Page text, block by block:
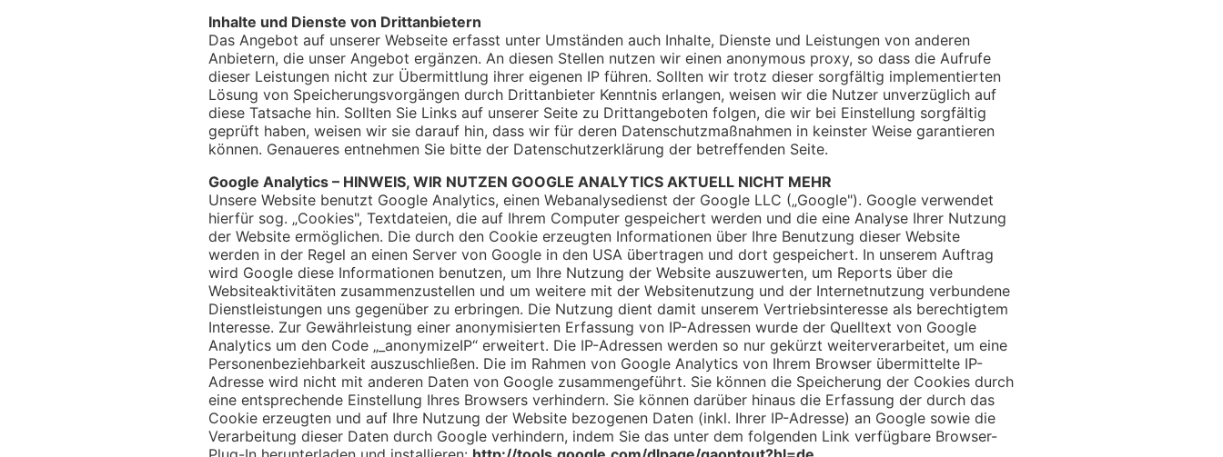
Inhalte und Dienste von Drittanbietern
Das Angebot auf unserer Webseite erfasst unter Umständen auch Inhalte, Dienste und Leistungen von anderen
Anbietern, die unser Angebot ergänzen. An diesen Stellen nutzen wir einen anonymous proxy, so dass die Aufrufe
dieser Leistungen nicht zur Übermittlung ihrer eigenen IP führen. Sollten wir trotz dieser sorgfältig implementierten
Lösung von Speicherungsvorgängen durch Drittanbieter Kenntnis erlangen, weisen wir die Nutzer unverzüglich auf
diese Tatsache hin. Sollten Sie Links auf unserer Seite zu Drittangeboten folgen, die wir bei Einstellung sorgfältig
geprüft haben, weisen wir sie darauf hin, dass wir für deren Datenschutzmaßnahmen in keinster Weise garantieren
können. Genaueres entnehmen Sie bitte der Datenschutzerklärung der betreffenden Seite.
Google Analytics – HINWEIS, WIR NUTZEN GOOGLE ANALYTICS AKTUELL NICHT MEHR
Unsere Website benutzt Google Analytics, einen Webanalysedienst der Google LLC („Google"). Google verwendet
hierfür sog. „Cookies", Textdateien, die auf Ihrem Computer gespeichert werden und die eine Analyse Ihrer Nutzung
der Website ermöglichen. Die durch den Cookie erzeugten Informationen über Ihre Benutzung dieser Website
werden in der Regel an einen Server von Google in den USA übertragen und dort gespeichert. In unserem Auftrag
wird Google diese Informationen benutzen, um Ihre Nutzung der Website auszuwerten, um Reports über die
Websiteaktivitäten zusammenzustellen und um weitere mit der Websitenutzung und der Internetnutzung verbundene
Dienstleistungen uns gegenüber zu erbringen. Die Nutzung dient damit unserem Vertriebsinteresse als berechtigtem
Interesse. Zur Gewährleistung einer anonymisierten Erfassung von IP-Adressen wurde der Quelltext von Google
Analytics um den Code „_anonymizeIP“ erweitert. Die IP-Adressen werden so nur gekürzt weiterverarbeitet, um eine
Personenbeziehbarkeit auszuschließen. Die im Rahmen von Google Analytics von Ihrem Browser übermittelte IP-
Adresse wird nicht mit anderen Daten von Google zusammengeführt. Sie können die Speicherung der Cookies durch
eine entsprechende Einstellung Ihres Browsers verhindern. Sie können darüber hinaus die Erfassung der durch das
Cookie erzeugten und auf Ihre Nutzung der Website bezogenen Daten (inkl. Ihrer IP-Adresse) an Google sowie die
Verarbeitung dieser Daten durch Google verhindern, indem Sie das unter dem folgenden Link verfügbare Browser-